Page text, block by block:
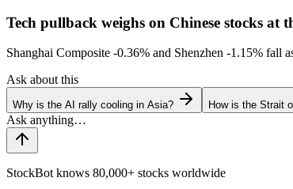
Tech pullback weighs on Chinese stocks at
Shanghai Composite -0.36% and Shenzhen -1.15% fall
Ask about this
Why is the AI rally cooling in Asia? How is the Strait
StockBot knows 80,000+ stocks worldwide